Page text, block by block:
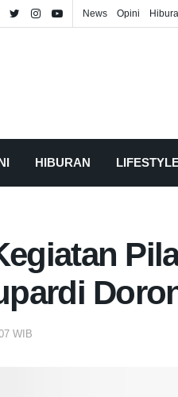
News Opini
HIBURAN
WIB